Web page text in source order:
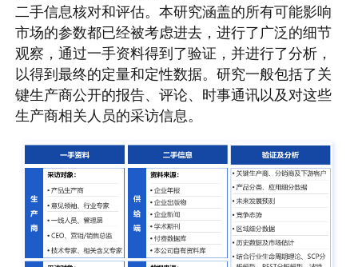
二手信息核对和评估。本研究涵盖的所有可能影响
市场的参数都已经被考虑进去，进行了广泛的细节
观察，通过一手资料得到了验证，并进行了分析，
以得到最终的定量和定性数据。研究一般包括了关
键生产商公开的报告、评论、时事通讯以及对这些
生产商相关人员的采访信息。